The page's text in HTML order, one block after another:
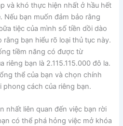
và khó thực hiện nhất ở hầu hết
Nếu bạn muốn đảm bảo rằng
tiệc của mình số tiền dồi dào
bạn hiểu rõ loại thủ tục này.
tiềm năng có được từ
riêng bạn là 2.115.115.000 đô la.
thể của bạn và chọn chính
cách của riêng bạn.
nhất liên quan đến việc bạn rời
có thể phá hỏng việc mở khóa